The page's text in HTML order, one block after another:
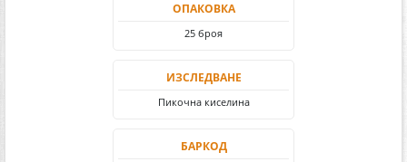
ОПАКОВКА
25 броя
ИЗСЛЕДВАНЕ
Пикочна киселина
БАРКОД